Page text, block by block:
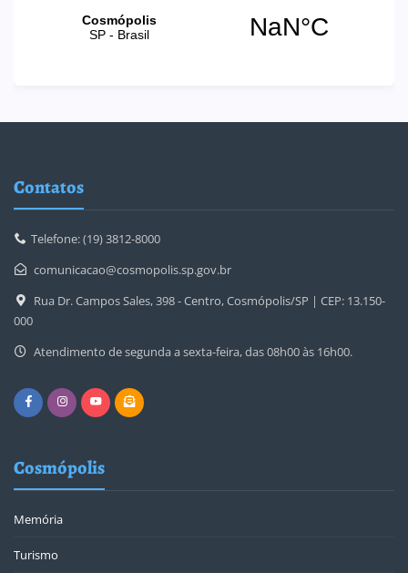
Contatos
Telefone: (19) 3812-8000
comunicacao@cosmopolis.sp.gov.br
Rua Dr. Campos Sales, 398 - Centro, Cosmópolis/SP | CEP: 13.150-
000
Atendimento de segunda a sexta-feira, das 08h00 às 16h00.
Cosmópolis
Memória
Turismo